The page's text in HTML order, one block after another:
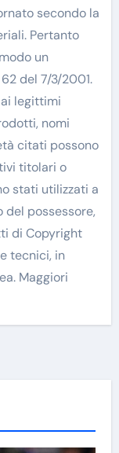
secondo la
Pertanto
un
del 7/3/2001.
legittimi
nomi
citati possono
titolari o
stati utilizzati a
possessore,
di Copyright
tecnici, in
Maggiori